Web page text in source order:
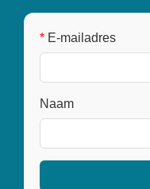
* E-mailadres
Naam